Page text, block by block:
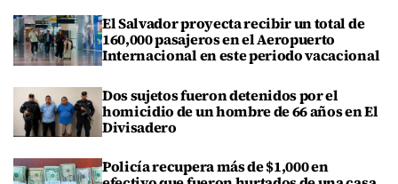
El Salvador proyecta recibir un total de
160,000 pasajeros en el Aeropuerto
Internacional en este periodo vacacional
Dos sujetos fueron detenidos por el
homicidio de un hombre de 66 años en El
Divisadero
Policía recupera más de $1,000 en